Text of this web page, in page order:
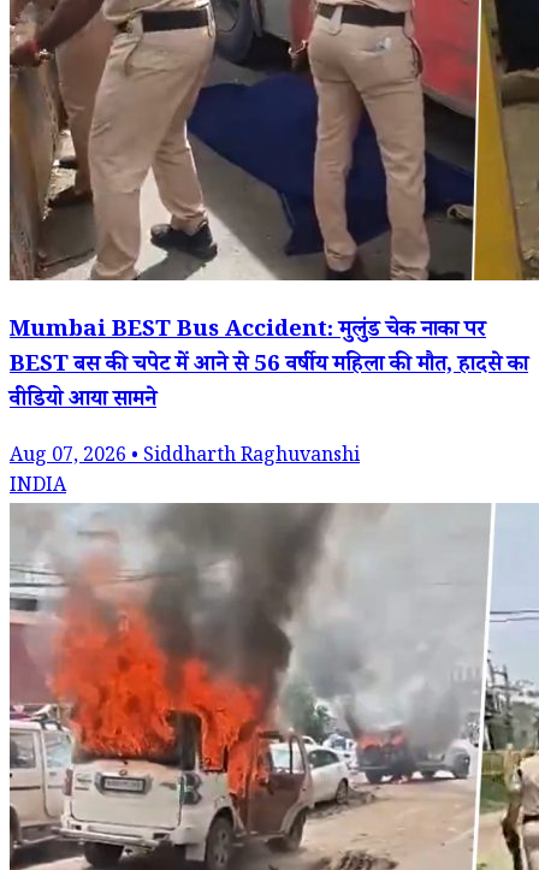
Mumbai BEST Bus Accident: मुलुंड चेक नाका पर
BEST बस की चपेट में आने से 56 वर्षीय महिला की मौत, हादसे का
वीडियो आया सामने
Aug 07, 2026 • Siddharth Raghuvanshi
INDIA